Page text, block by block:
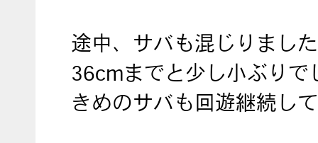
途中、サバも混じりまし
36cmまでと少し小ぶりで
きめのサバも回遊継続し